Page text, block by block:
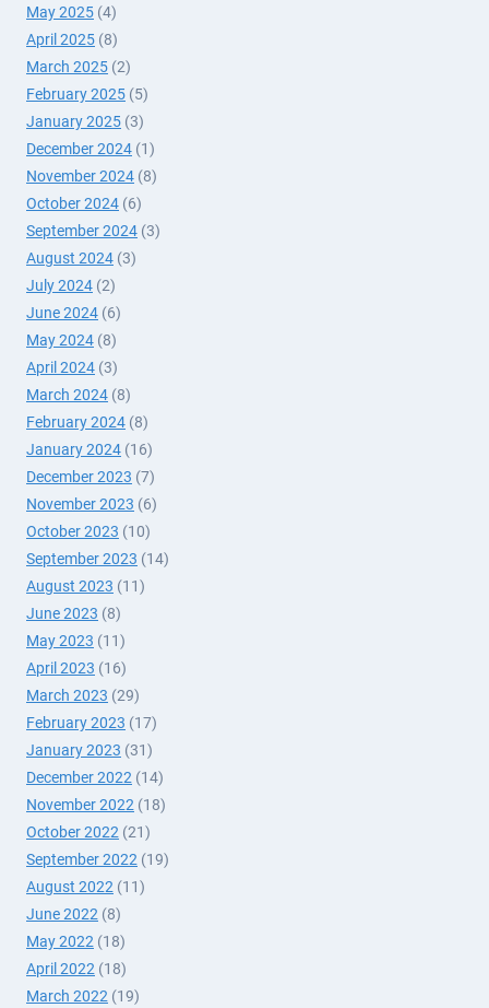
May 2025 (4)
April 2025 (8)
March 2025 (2)
February 2025 (5)
January 2025 (3)
December 2024 (1)
November 2024 (8)
October 2024 (6)
September 2024 (3)
August 2024 (3)
July 2024 (2)
June 2024 (6)
May 2024 (8)
April 2024 (3)
March 2024 (8)
February 2024 (8)
January 2024 (16)
December 2023 (7)
November 2023 (6)
October 2023 (10)
September 2023 (14)
August 2023 (11)
June 2023 (8)
May 2023 (11)
April 2023 (16)
March 2023 (29)
February 2023 (17)
January 2023 (31)
December 2022 (14)
November 2022 (18)
October 2022 (21)
September 2022 (19)
August 2022 (11)
June 2022 (8)
May 2022 (18)
April 2022 (18)
March 2022 (19)